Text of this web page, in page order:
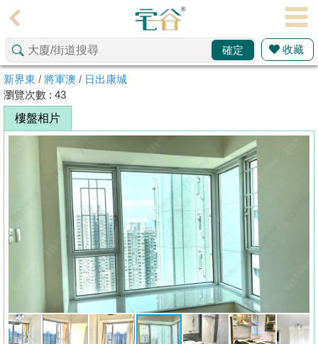
理
主
頁
搵
樓/
放
按
揭
確定 收藏
新界東 / 將軍澳 / 日出康城
瀏覽次數 : 43
樓盤相片